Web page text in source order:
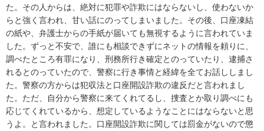
た。その人からは、絶対に犯罪や詐欺にはならないし、使わないか
らと強く言われ、甘い話にのってしまいました。その後、口座凍結
の紙や、弁護士からの手紙が届いても無視するように言われていま
した。ずっと不安で、誰にも相談できずにネットの情報を頼りに、
調べたところ有罪になり、刑務所行き確定とのっていたり、逮捕さ
れるとのっていたので、警察に行き事情と経緯を全てお話ししまし
た。警察の方からは犯収法と口座開設詐欺の違反だと言われまし
た。ただ、自分から警察に来てくれてるし、捜査とか取り調べにも
応じてくれているから、想定しているようなことにはならないと思
うよ。と言われました。口座開設詐欺に関しては罰金がないので懲